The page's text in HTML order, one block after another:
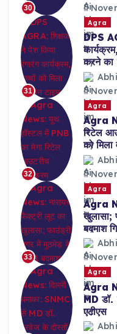
30
31
Agra
DPS
करने का
32
Agra
Agra
रिटेल
को
33
Agra
Agra
खुलासा;
बदमाश
Agra
Agra
MD डॉ.
एटीएस